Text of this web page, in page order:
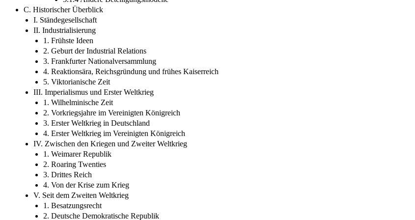
C. Historischer Überblick
I. Ständegesellschaft
II. Industrialisierung
1. Frühste Ideen
2. Geburt der Industrial Relations
3. Frankfurter Nationalversammlung
4. Reaktionsära, Reichsgründung und frühes Kaiserreich
5. Viktorianische Zeit
III. Imperialismus und Erster Weltkrieg
1. Wilhelminische Zeit
2. Vorkriegsjahre im Vereinigten Königreich
3. Erster Weltkrieg in Deutschland
4. Erster Weltkrieg im Vereinigten Königreich
IV. Zwischen den Kriegen und Zweiter Weltkrieg
1. Weimarer Republik
2. Roaring Twenties
3. Drittes Reich
4. Von der Krise zum Krieg
V. Seit dem Zweiten Weltkrieg
1. Besatzungsrecht
2. Deutsche Demokratische Republik